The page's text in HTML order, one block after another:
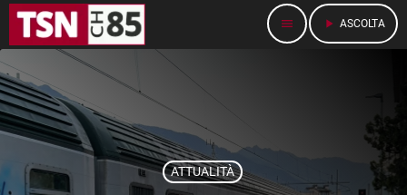
menu play_arrow ASCOLTA
ATTUALITÀ